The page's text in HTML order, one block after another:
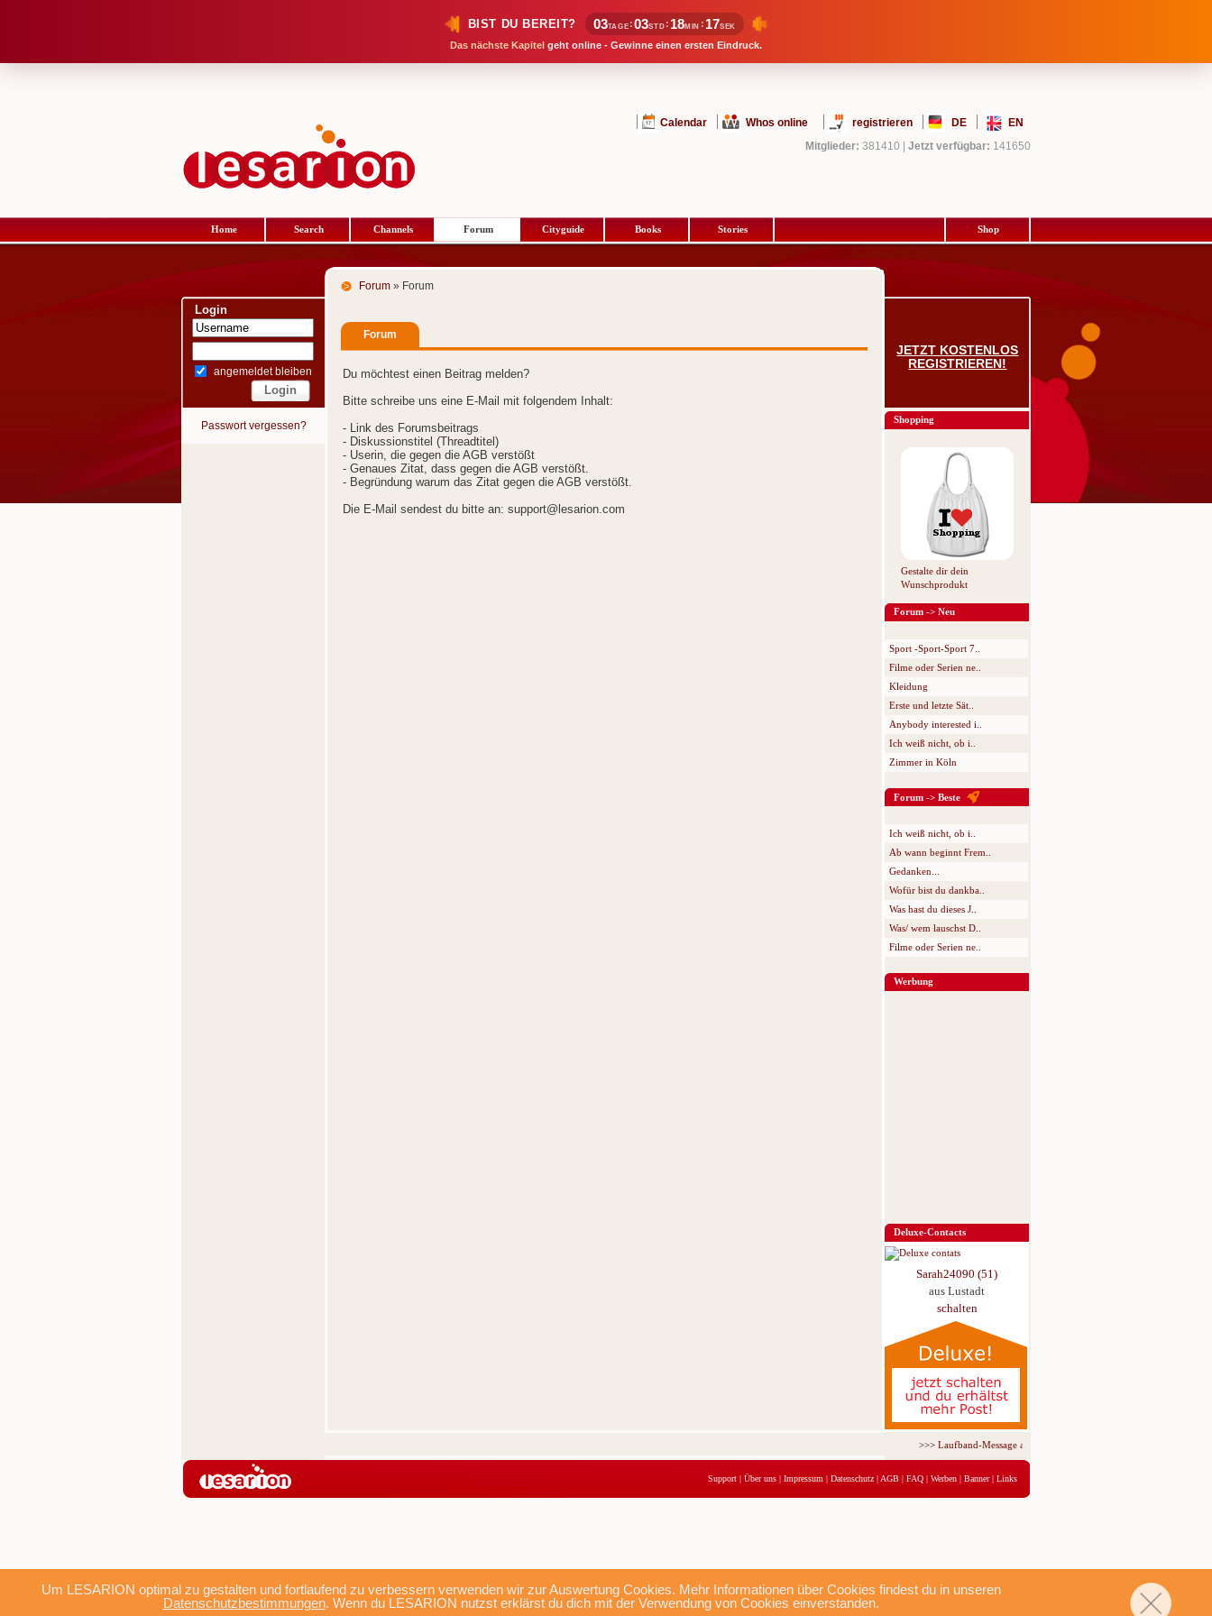
BIST DU BEREIT? 03TAGE :03STD : 18MIN : 16SEK
Das nächste Kapitel geht online - Gewinne einen ersten Eindruck.
Um LESARION optimal zu gestalten und fortlaufend zu verbessern verwenden wir zur Auswertung Cookies. Mehr Informationen über Cookies findest du in unseren
Datenschutzbestimmungen. Wenn du LESARION nutzst erklärst du dich mit der Verwendung von Cookies einverstanden.
Calendar Whos online registrieren DE
EN
Mitglieder: 381410 Jetzt verfügbar: 141650
Home Search Channels Forum Cityguide Books Stories Shop
Login
angemeldet bleiben
Passwort vergessen?
Forum » Forum
Forum
Du möchtest einen Beitrag melden?
Bitte schreibe uns eine E-Mail mit folgendem Inhalt:
- Link des Forumsbeitrags
- Diskussionstitel (Threadtitel)
- Userin, die gegen die AGB verstößt
- Genaues Zitat, dass gegen die AGB verstößt.
- Begründung warum das Zitat gegen die AGB verstößt.
Die E-Mail sendest du bitte an: support@lesarion.com
JETZT KOSTENLOS
REGISTRIEREN!
Shopping
Gestalte dir dein
Wunschprodukt
Forum -> Neu
Sport -Sport-Sport 7..
Filme oder Serien ne..
Kleidung
Erste und letzte Sät..
Anybody interested i..
Ich weiß nicht, ob i..
Zimmer in Köln
Forum -> Beste
Ich weiß nicht, ob i..
Ab wann beginnt Frem..
Gedanken...
Wofür bist du dankba..
Was hast du dieses J..
Was/ wem lauschst D..
Filme oder Serien ne..
Werbung
Deluxe-Contacts
Sarah24090 (51)
aus Lustadt
schalten
>>>Laufband-Message ab nur 5,95 € für 3 Tage!
Support | Über uns | Impressum | Datenschutz | AGB | FAQ | Werben | Banner| Links